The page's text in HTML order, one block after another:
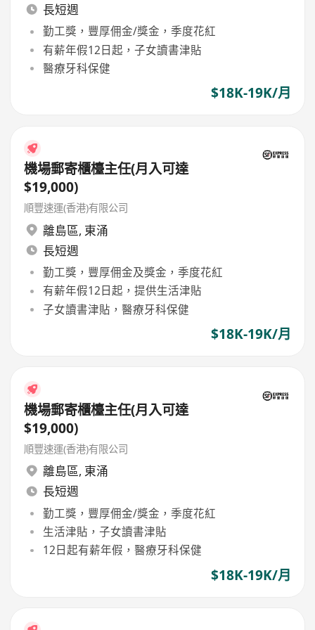
長短週
勤工獎，豐厚佣金/獎金，季度花紅
有薪年假12日起，子女讀書津貼
醫療牙科保健
$18K-19K/月
機場郵寄櫃檯主任(月入可達
$19,000)
順豐速運(香港)有限公司
離島區, 東涌
長短週
勤工獎，豐厚佣金及獎金，季度花紅
有薪年假12日起，提供生活津貼
子女讀書津貼，醫療牙科保健
$18K-19K/月
機場郵寄櫃檯主任(月入可達
$19,000)
順豐速運(香港)有限公司
離島區, 東涌
長短週
勤工獎，豐厚佣金/獎金，季度花紅
生活津貼，子女讀書津貼
12日起有薪年假，醫療牙科保健
$18K-19K/月